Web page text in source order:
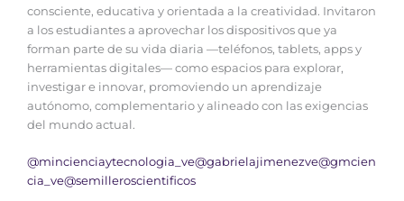
consciente, educativa y orientada a la creatividad. Invitaron
a los estudiantes a aprovechar los dispositivos que ya
forman parte de su vida diaria —teléfonos, tablets, apps y
herramientas digitales— como espacios para explorar,
investigar e innovar, promoviendo un aprendizaje
autónomo, complementario y alineado con las exigencias
del mundo actual.
@mincienciaytecnologia_ve@gabrielajimenezve@gmcien
cia_ve@semilleroscientificos